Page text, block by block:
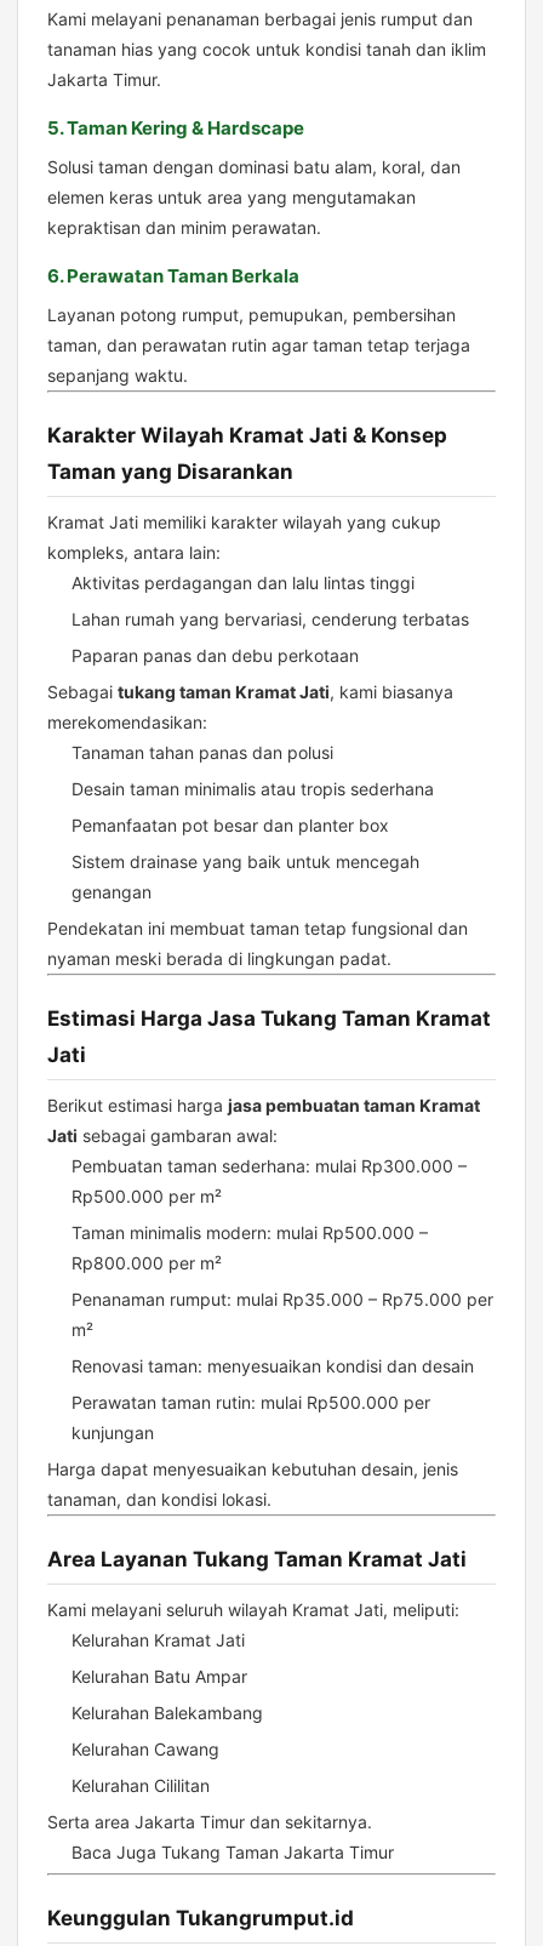
Kami melayani penanaman berbagai jenis rumput dan
tanaman hias yang cocok untuk kondisi tanah dan iklim
Jakarta Timur.
5. Taman Kering & Hardscape
Solusi taman dengan dominasi batu alam, koral, dan
elemen keras untuk area yang mengutamakan
kepraktisan dan minim perawatan.
6. Perawatan Taman Berkala
Layanan potong rumput, pemupukan, pembersihan
taman, dan perawatan rutin agar taman tetap terjaga
sepanjang waktu.
Karakter Wilayah Kramat Jati & Konsep
Taman yang Disarankan
Kramat Jati memiliki karakter wilayah yang cukup
kompleks, antara lain:
Aktivitas perdagangan dan lalu lintas tinggi
Lahan rumah yang bervariasi, cenderung terbatas
Paparan panas dan debu perkotaan
Sebagai tukang taman Kramat Jati, kami biasanya
merekomendasikan:
Tanaman tahan panas dan polusi
Desain taman minimalis atau tropis sederhana
Pemanfaatan pot besar dan planter box
Sistem drainase yang baik untuk mencegah
genangan
Pendekatan ini membuat taman tetap fungsional dan
nyaman meski berada di lingkungan padat.
Estimasi Harga Jasa Tukang Taman Kramat
Jati
Berikut estimasi harga jasa pembuatan taman Kramat
Jati sebagai gambaran awal:
Pembuatan taman sederhana: mulai Rp300.000 –
Rp500.000 per m²
Taman minimalis modern: mulai Rp500.000 –
Rp800.000 per m²
Penanaman rumput: mulai Rp35.000 – Rp75.000 per
m²
Renovasi taman: menyesuaikan kondisi dan desain
Perawatan taman rutin: mulai Rp500.000 per
kunjungan
Harga dapat menyesuaikan kebutuhan desain, jenis
tanaman, dan kondisi lokasi.
Area Layanan Tukang Taman Kramat Jati
Kami melayani seluruh wilayah Kramat Jati, meliputi:
Kelurahan Kramat Jati
Kelurahan Batu Ampar
Kelurahan Balekambang
Kelurahan Cawang
Kelurahan Cililitan
Serta area Jakarta Timur dan sekitarnya.
Baca Juga Tukang Taman Jakarta Timur
Keunggulan Tukangrumput.id